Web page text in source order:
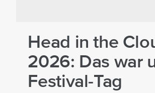
Head in the
2026: Das war
Festival-Tag